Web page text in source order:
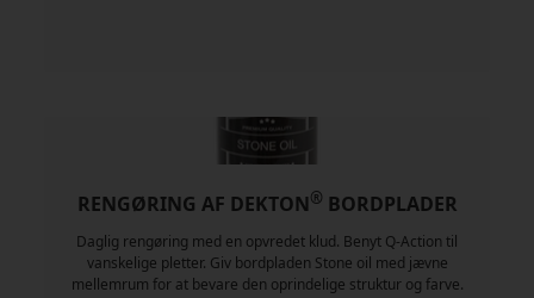
RENGØRING AF DEKTON® BORDPLADER
Daglig rengøring med en opvredet klud. Benyt Q-Action til
vanskelige pletter. Giv bordpladen Stone oil med jævne
mellemrum for at bevare den oprindelige struktur og farve.